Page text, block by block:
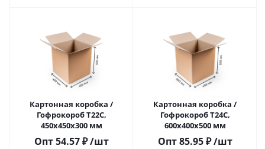
Картонная коробка /
Гофрокороб Т22С,
450х450х300 мм
Опт54.57 ₽ /шт
Картонная коробка /
Гофрокороб Т24С,
600х400х500 мм
Опт85.95 ₽ /шт